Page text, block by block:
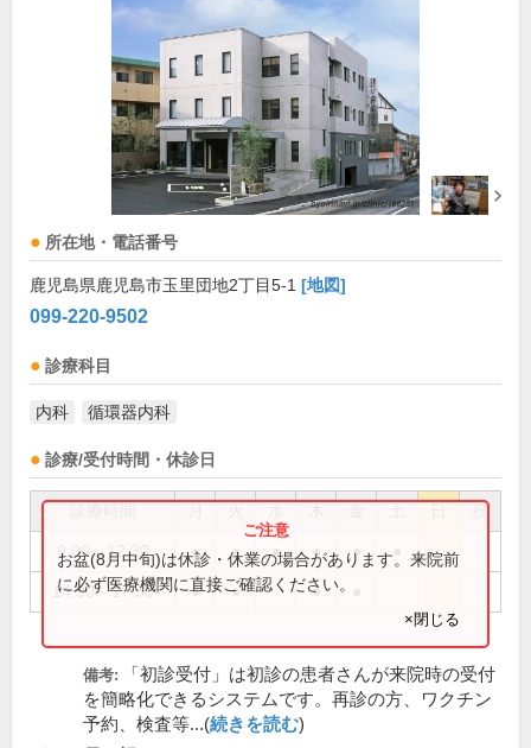
所在地・電話番号
鹿児島県鹿児島市玉里団地2丁目5-1 [地図]
099-220-9502
診療科目
内科 循環器内科
診療/受付時間・休診日
祝
9:00～12:30 ● ● ● ● ●
14:30～17:30 ● ● ●
お盆(8月中旬)は休診・休業の場合があります。来院前
に必ず医療機関に直接ご確認ください。
×閉じる
備考:
「初診受付」は初診の患者さんが来院時の受付
を簡略化できるシステムです。再診の方、ワクチン
予約、検査等...(続きを読む)